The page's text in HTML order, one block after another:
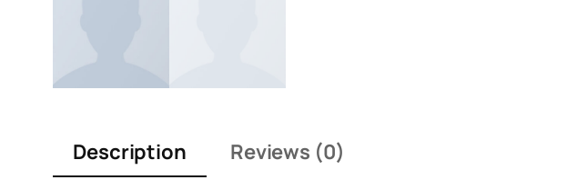
Description Reviews (0)